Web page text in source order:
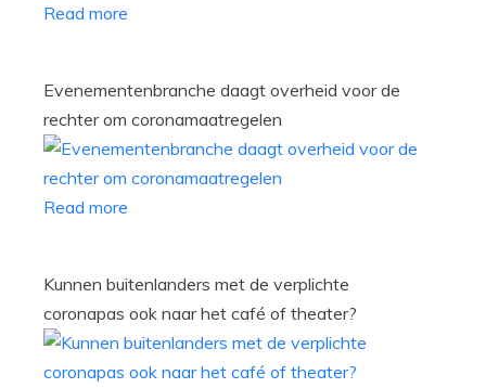
Read more
Evenementenbranche daagt overheid voor de
rechter om coronamaatregelen
Read more
Kunnen buitenlanders met de verplichte
coronapas ook naar het café of theater?